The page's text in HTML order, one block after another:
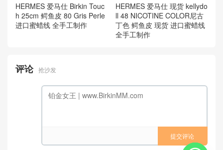
HERMES 爱马仕 Birkin Touc
h 25cm 鳄鱼皮 80 Gris Perle
进口蜜蜡线 全手工制作
HERMES 爱马仕 现货 kellydo
ll 48 NICOTINE COLOR尼古
丁色 鳄鱼皮 现货 进口蜜蜡线
全手工制作
评论 抢沙发
提交评论